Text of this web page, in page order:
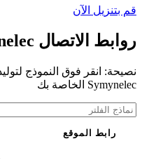
قم بتنزيل الآن
روابط الاتصال Symynelec
Symynelec الخاصة بك
رابط الموقع